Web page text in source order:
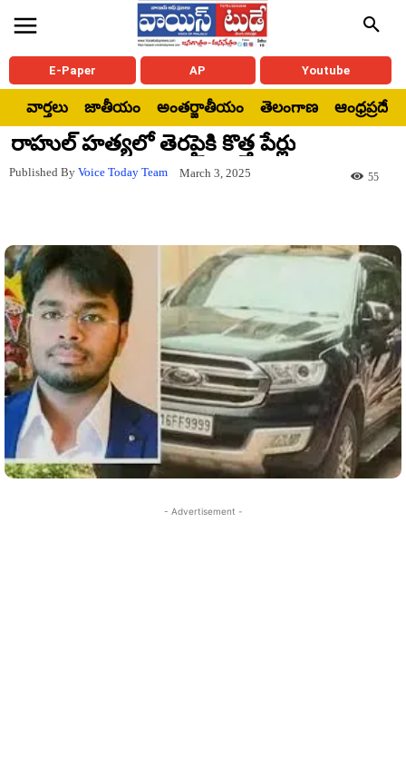
E-Paper AP Youtube
వార్తలు జాతీయం అంతర్జాతీయం తెలంగాణ ఆంధ్రప్రదేశ్
రాహుల్ హత్యలో తెరపైకి కొత్త పేర్లు
Published By Voice Today Team March 3, 2025 55
- Advertisement -